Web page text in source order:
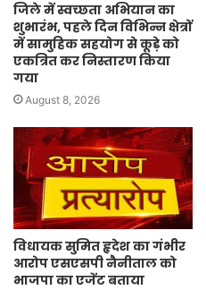
जिले में स्वच्छता अभियान का
शुभारंभ, पहले दिन विभिन्न क्षेत्रों
में सामुहिक सहयोग से कूड़े को
एकत्रित कर निस्तारण किया
गया
August 8, 2026
विधायक सुमित हृदेश का गंभीर
आरोप एसएसपी नैनीताल को
भाजपा का एजेंट बताया